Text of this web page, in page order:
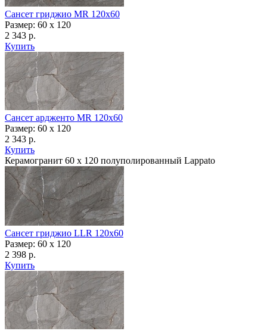
Сансет гриджио MR 120x60
Размер: 60 x 120
2 343 р.
Купить
Сансет ардженто MR 120x60
Размер: 60 x 120
2 343 р.
Купить
Керамогранит 60 х 120 полуполированный Lappato
Сансет гриджио LLR 120x60
Размер: 60 x 120
2 398 р.
Купить